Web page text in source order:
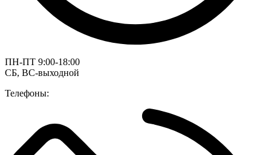
ПН-ПТ 9:00-18:00
СБ, ВС-выходной
Телефоны: